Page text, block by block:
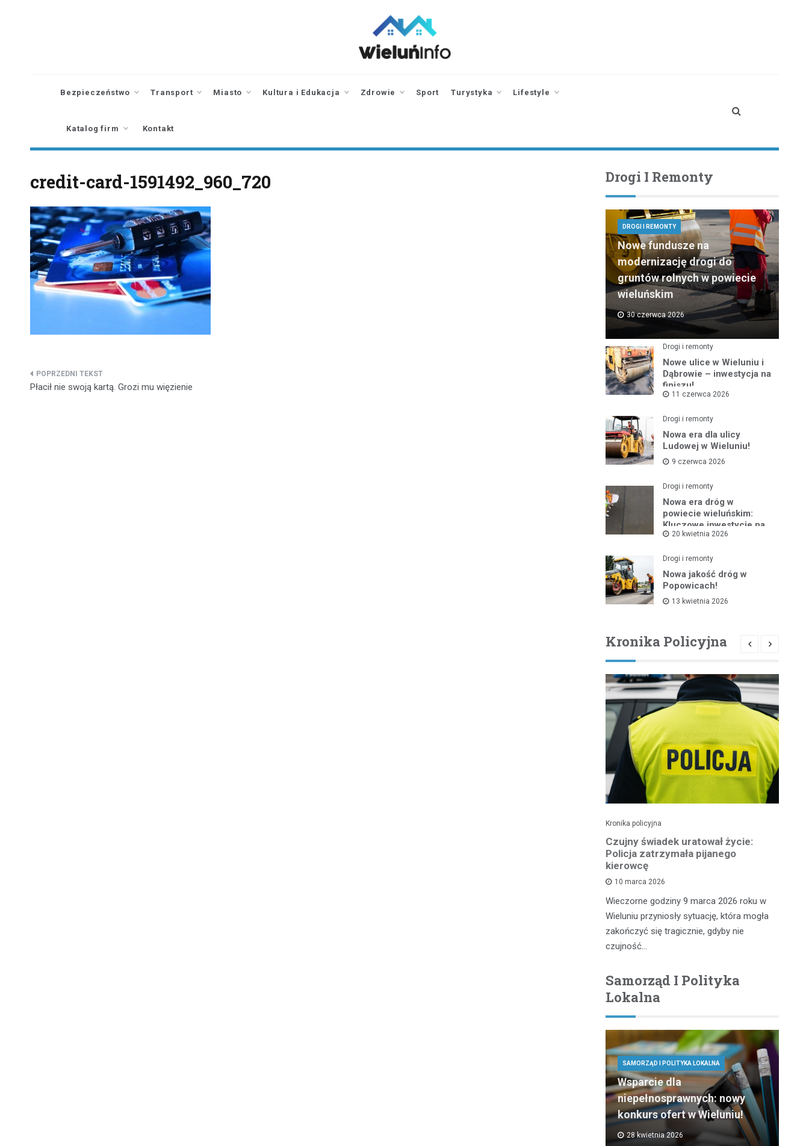
okolic
Bezpieczeństwo Transport Miasto Kultura i Edukacja Zdrowie Sport Turystyka Lifestyle
Katalog firm Kontakt
credit-card-1591492_960_720
Nawigacja
Płacił nie swoją kartą. Grozi mu więzienie
Drogi I Remonty
DROGI I REMONTY
Nowe fundusze na
modernizację drogi do
gruntów rolnych w powiecie
wieluńskim
30 czerwca 2026
Drogi i remonty
Nowe ulice w Wieluniu i
Dąbrowie – inwestycja na
finiszu!
11 czerwca 2026
Drogi i remonty
Nowa era dla ulicy
Ludowej w Wieluniu!
9 czerwca 2026
Drogi i remonty
Nowa era dróg w
powiecie wieluńskim:
Kluczowe inwestycje na
horyzoncie
20 kwietnia 2026
Drogi i remonty
Nowa jakość dróg w
Popowicach!
13 kwietnia 2026
Kronika Policyjna
Kronika policyjna
Czujny świadek uratował życie:
Policja zatrzymała pijanego
kierowcę
10 marca 2026
Wieczorne godziny 9 marca 2026 roku w
Wieluniu przyniosły sytuację, która mogła
zakończyć się tragicznie, gdyby nie
czujność…
Samorząd I Polityka
Lokalna
SAMORZĄD I POLITYKA LOKALNA
Wsparcie dla
niepełnosprawnych: nowy
konkurs ofert w Wieluniu!
28 kwietnia 2026